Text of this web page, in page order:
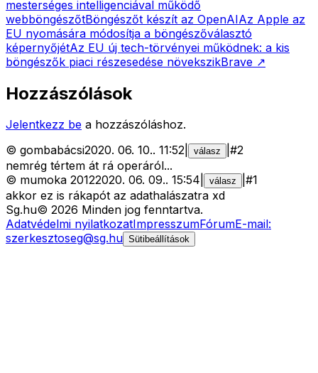
mesterséges intelligenciával működő
webböngészőtBöngészőt készít az OpenAIAz Apple az
EU nyomására módosítja a böngészőválasztó
képernyőjétAz EU új tech-törvényei működnek: a kis
böngészők piaci részesedése növekszikBrave ↗
Hozzászólások
Jelentkezz be a hozzászóláshoz.
© gombabácsi2020. 06. 10.. 11:52 válasz #2
nemrég tértem át rá operáról...
© mumoka 20122020. 06. 09.. 15:54 válasz #1
akkor ez is rákapót az adathalászatra xd
Sg.hu© 2026 Minden jog fenntartva.
Adatvédelmi nyilatkozatImpresszumFórumE-mail:
szerkesztoseg@sg.hu Sütibeállítások